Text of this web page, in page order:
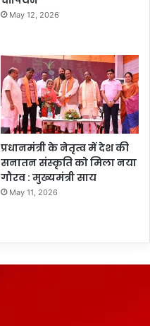
May 12, 2026
प्रधानमंत्री के नेतृत्व में देश की
सनातन संस्कृति को मिला नया
गौरव : मुख्यमंत्री साय
May 11, 2026